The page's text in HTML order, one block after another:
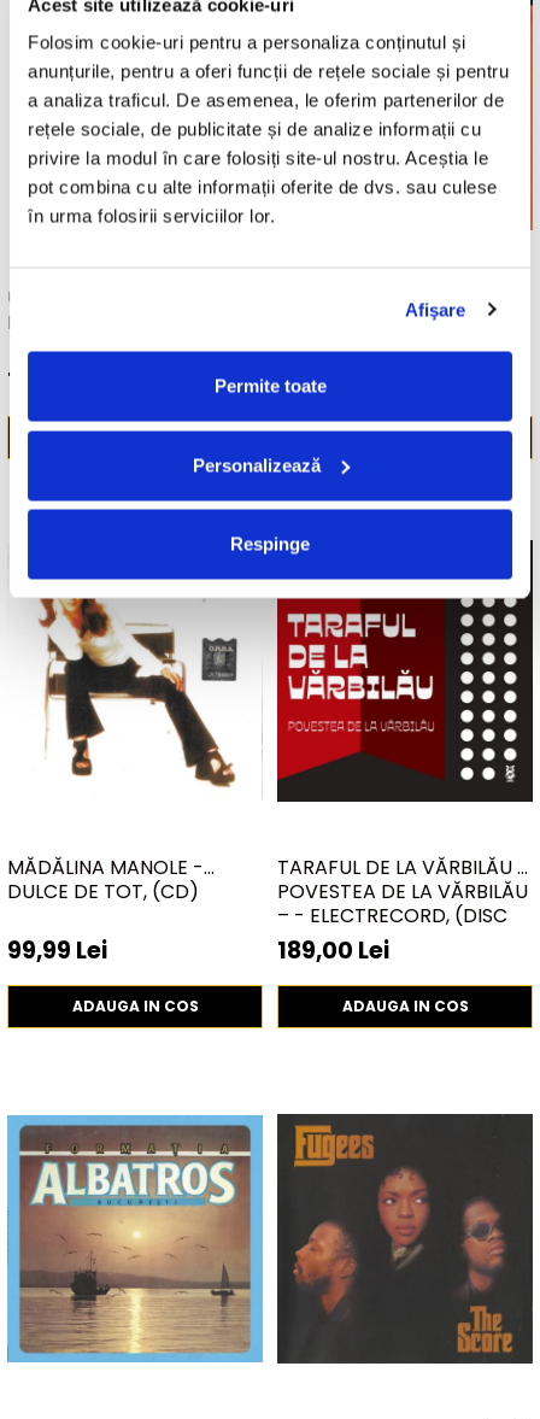
Acest site utilizează cookie-uri
Folosim cookie-uri pentru a personaliza conținutul și
anunțurile, pentru a oferi funcții de rețele sociale și pentru
a analiza traficul. De asemenea, le oferim partenerilor de
rețele sociale, de publicitate și de analize informații cu
privire la modul în care folosiți site-ul nostru. Aceștia le
pot combina cu alte informații oferite de dvs. sau culese
în urma folosirii serviciilor lor.
Afişare
Permite toate
Personalizează
Respinge
UNKNOWN ARTIST -
POVEȘTI , (CASETĂ AUDIO)
19,99 Lei
ADAUGA IN COS
R.E.M. - MONSTER , (CD)
29,99 Lei
ADAUGA IN COS
MĂDĂLINA MANOLE -
DULCE DE TOT, (CD)
99,99 Lei
ADAUGA IN COS
TARAFUL DE LA VĂRBILĂU –
POVESTEA DE LA VĂRBILĂU
– - ELECTRECORD, (DISC
VINIL)
189,00 Lei
ADAUGA IN COS